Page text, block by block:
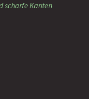
scharfe Kanten